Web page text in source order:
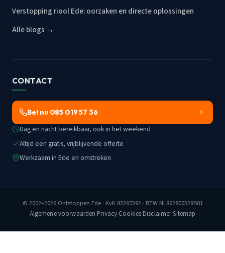
Verstopping riool Ede: oorzaken en directe oplossingen
Alle blogs →
CONTACT
Bel nu 085 019 57 36
Dag en nacht bereikbaar, ook in het weekend
Altijd een gratis, vrijblijvende offerte
Werkzaam in Ede en omstreken
© 2002–2026 Ontstoppen Ede· KvK 83265392 · BTW NL862800328B01
Algemene voorwaarden·Privacy·Cookies·Disclaimer·Sitemap